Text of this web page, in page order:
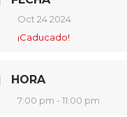
Oct 24 2024
¡Caducado!
HORA
7:00 pm - 11:00 pm